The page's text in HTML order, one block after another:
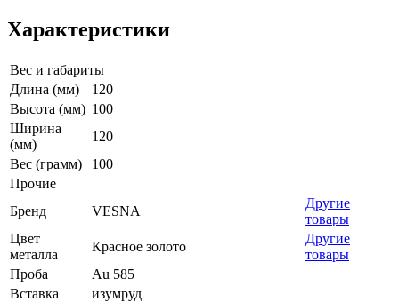
Характеристики
Вес и габариты
Длина (мм)
120
Высота (мм) 100
Ширина
(мм)
120
Вес (грамм)
100
Прочие
Бренд
VESNA
Другие
товары
Цвет
металла
Красное золото
Другие
товары
Проба
Au 585
Вставка
изумруд